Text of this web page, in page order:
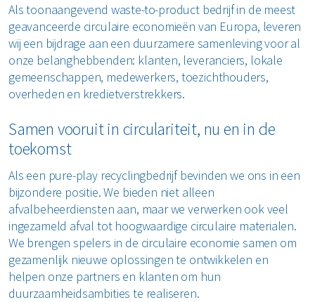
Als toonaangevend waste-to-product bedrijf in de meest
geavanceerde circulaire economieën van Europa, leveren
wij een bijdrage aan een duurzamere samenleving voor al
onze belanghebbenden: klanten, leveranciers, lokale
gemeenschappen, medewerkers, toezichthouders,
overheden en kredietverstrekkers.
Samen vooruit in circulariteit, nu en in de
toekomst
Als een pure-play recyclingbedrijf bevinden we ons in een
bijzondere positie. We bieden niet alleen
afvalbeheerdiensten aan, maar we verwerken ook veel
ingezameld afval tot hoogwaardige circulaire materialen.
We brengen spelers in de circulaire economie samen om
gezamenlijk nieuwe oplossingen te ontwikkelen en
helpen onze partners en klanten om hun
duurzaamheidsambities te realiseren.